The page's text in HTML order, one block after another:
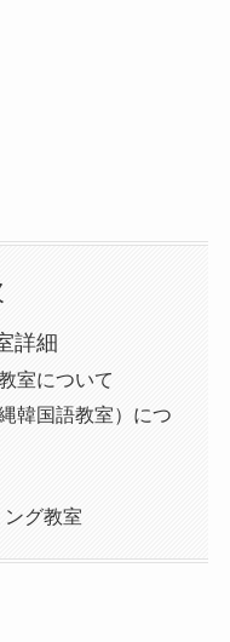
詳細
室について
韓国語教室）につ
グ教室